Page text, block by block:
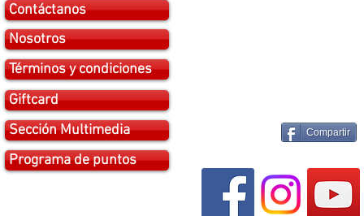
Contáctanos
Nosotros
Términos y condiciones
Giftcard
Sección Multimedia
Programa de puntos
Compartir